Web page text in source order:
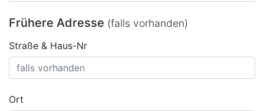
Frühere Adresse (falls vorhanden)
Straße & Haus-Nr
Ort